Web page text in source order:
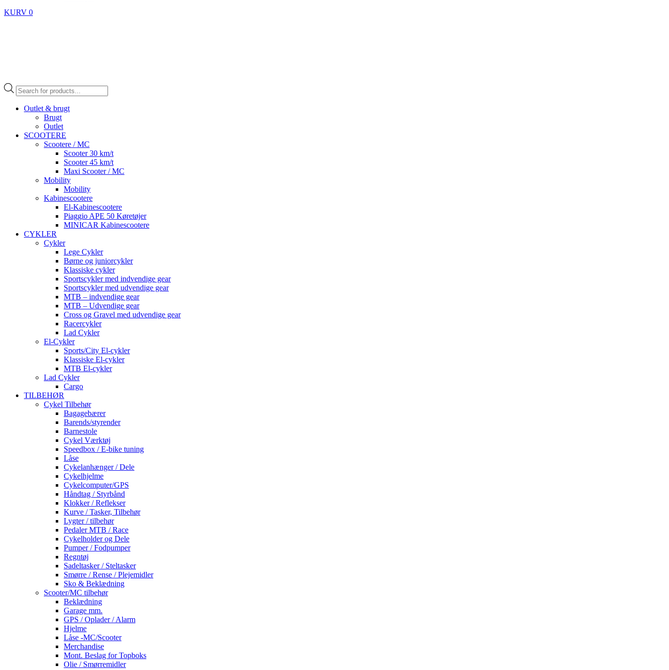
KURV 0
Products
search
Outlet & brugt
Brugt
Outlet
SCOOTERE
Scootere / MC
Scooter 30 km/t
Scooter 45 km/t
Maxi Scooter / MC
Mobility
Mobility
Kabinescootere
El-Kabinescootere
Piaggio APE 50 Køretøjer
MINICAR Kabinescootere
CYKLER
Cykler
Lege Cykler
Børne og juniorcykler
Klassiske cykler
Sportscykler med indvendige gear
Sportscykler med udvendige gear
MTB – indvendige gear
MTB – Udvendige gear
Cross og Gravel med udvendige gear
Racercykler
Lad Cykler
El-Cykler
Sports/City El-cykler
Klassiske El-cykler
MTB El-cykler
Lad Cykler
Cargo
TILBEHØR
Cykel Tilbehør
Bagagebærer
Barends/styrender
Barnestole
Cykel Værktøj
Speedbox / E-bike tuning
Låse
Cykelanhænger / Dele
Cykelhjelme
Cykelcomputer/GPS
Håndtag / Styrbånd
Klokker / Reflekser
Kurve / Tasker, Tilbehør
Lygter / tilbehør
Pedaler MTB / Race
Cykelholder og Dele
Pumper / Fodpumper
Regntøj
Sadeltasker / Steltasker
Smørre / Rense / Plejemidler
Sko & Beklædning
Scooter/MC tilbehør
Beklædning
Garage mm.
GPS / Oplader / Alarm
Hjelme
Låse -MC/Scooter
Merchandise
Mont. Beslag for Topboks
Olie / Smørremidler